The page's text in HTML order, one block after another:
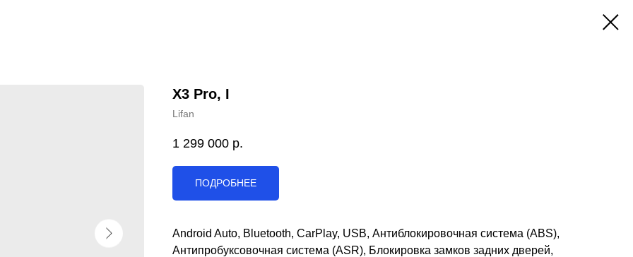
X3 Pro, I
Lifan
1 299 000 р.
ПОДРОБНЕЕ
Android Auto, Bluetooth, CarPlay, USB, Антиблокировочная система (ABS),
Антипробуксовочная система (ASR), Блокировка замков задних дверей,